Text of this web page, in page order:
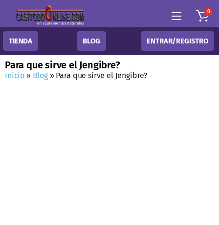
0
TIENDA BLOG ENTRAR/REGISTRO
Para que sirve el Jengibre?
Inicio » Blog» Para que sirve el Jengibre?